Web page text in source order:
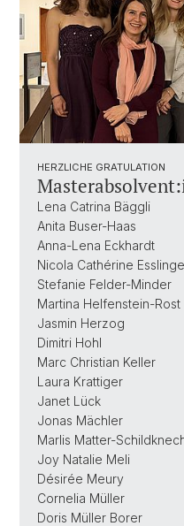
HERZLICHE GRATULATION
Lena Catrina Bäggli
Anita Buser-Haas
Anna-Lena Eckhardt
Nicola Cathérine
Stefanie Felder-Minder
Martina Helfenstein-Rost
Jasmin Herzog
Dimitri Hohl
Marc Christian Keller
Laura Krattiger
Janet Lück
Jonas Mächler
Marlis Matter-
Joy Natalie Meli
Désirée Meury
Cornelia Müller
Doris Müller Borer